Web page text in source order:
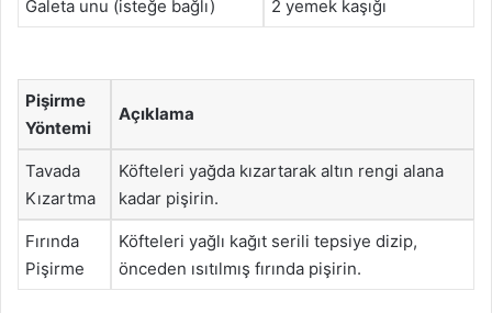
Galeta unu (isteğe bağlı) 2 yemek kaşığı
Pişirme
Yöntemi
Açıklama
Tavada
Kızartma
Köfteleri yağda kızartarak altın rengi alana
kadar pişirin.
Fırında
Pişirme
Köfteleri yağlı kağıt serili tepsiye dizip,
önceden ısıtılmış fırında pişirin.